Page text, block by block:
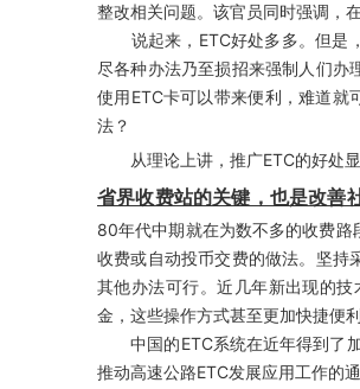
整改相关问题。该官员同时强调，
说起来，ETC好处多多。但是，
尽各种办法乃至损招来强制人们办
使用ETC卡可以带来便利，难道就
法？
从理论上讲，推广ETC的好处显
省界收费站的关键，也是改善
80年代中期就在为数不多的收费
收费或自动投币交费的做法。坚持
其他办法可行。近几年新出现的
金，这些操作方式甚至更加快捷便
中国的ETC系统在近年得到了加
推动高速公路ETC发展应用工作的